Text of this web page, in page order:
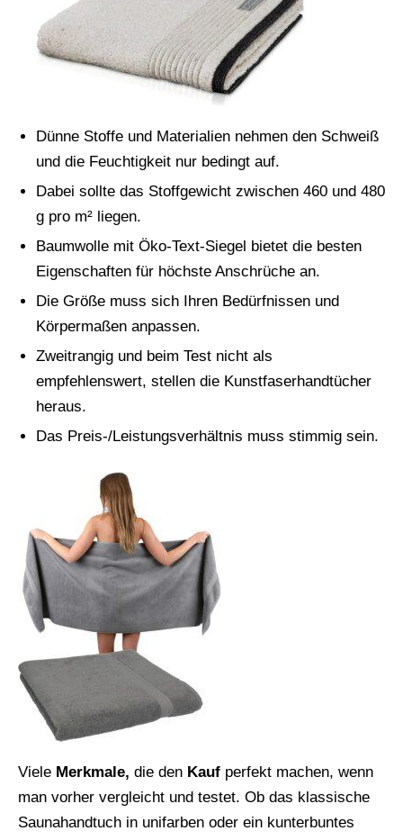
Dünne Stoffe und Materialien nehmen den Schweiß
und die Feuchtigkeit nur bedingt auf.
Dabei sollte das Stoffgewicht zwischen 460 und 480
g pro m² liegen.
Baumwolle mit Öko-Text-Siegel bietet die besten
Eigenschaften für höchste Anschrüche an.
Die Größe muss sich Ihren Bedürfnissen und
Körpermaßen anpassen.
Zweitrangig und beim Test nicht als
empfehlenswert, stellen die Kunstfaserhandtücher
heraus.
Das Preis-/Leistungsverhältnis muss stimmig sein.
Viele Merkmale, die den Kauf perfekt machen, wenn
man vorher vergleicht und testet. Ob das klassische
Saunahandtuch in unifarben oder ein kunterbuntes